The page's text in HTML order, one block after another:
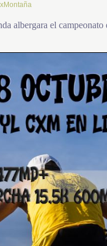
albergara el campeonato